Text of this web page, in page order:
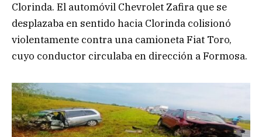
Clorinda. El automóvil Chevrolet Zafira que se
desplazaba en sentido hacia Clorinda colisionó
violentamente contra una camioneta Fiat Toro,
cuyo conductor circulaba en dirección a Formosa.